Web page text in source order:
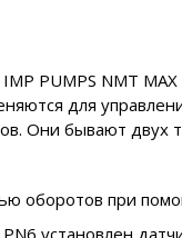
PUMPS NMT
для
Они бывают двух
оборотов при